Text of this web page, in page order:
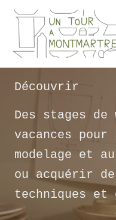
Aller
contenu
Découvrir
Des stages de
vacances
modelage et
ou acquérir
techniques et